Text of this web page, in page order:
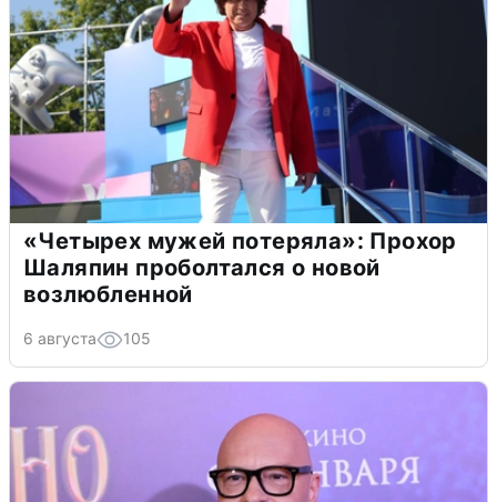
«Четырех мужей потеряла»: Прохор
Шаляпин проболтался о новой
возлюбленной
6 августа 105